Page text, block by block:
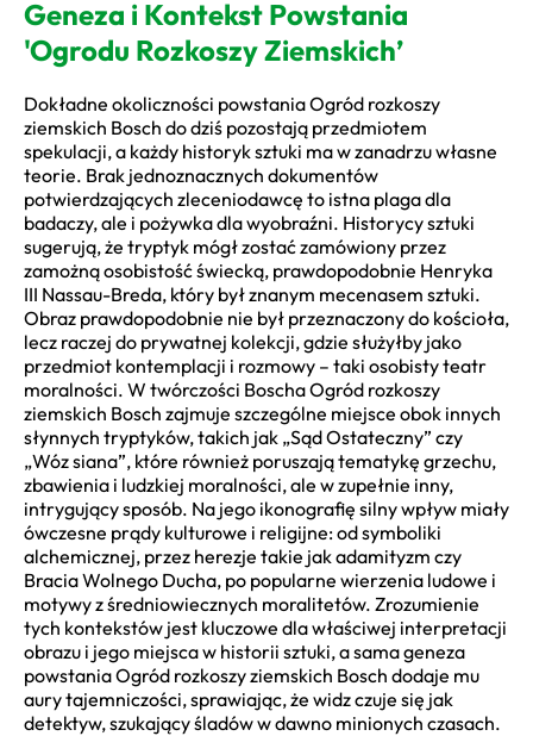
Geneza i Kontekst Powstania
'Ogrodu Rozkoszy Ziemskich’
Dokładne okoliczności powstania Ogród rozkoszy
ziemskich Bosch do dziś pozostają przedmiotem
spekulacji, a każdy historyk sztuki ma w zanadrzu własne
teorie. Brak jednoznacznych dokumentów
potwierdzających zleceniodawcę to istna plaga dla
badaczy, ale i pożywka dla wyobraźni. Historycy sztuki
sugerują, że tryptyk mógł zostać zamówiony przez
zamożną osobistość świecką, prawdopodobnie Henryka
III Nassau-Breda, który był znanym mecenasem sztuki.
Obraz prawdopodobnie nie był przeznaczony do kościoła,
lecz raczej do prywatnej kolekcji, gdzie służyłby jako
przedmiot kontemplacji i rozmowy – taki osobisty teatr
moralności. W twórczości Boscha Ogród rozkoszy
ziemskich Bosch zajmuje szczególne miejsce obok innych
słynnych tryptyków, takich jak „Sąd Ostateczny” czy
„Wóz siana”, które również poruszają tematykę grzechu,
zbawienia i ludzkiej moralności, ale w zupełnie inny,
intrygujący sposób. Na jego ikonografię silny wpływ miały
ówczesne prądy kulturowe i religijne: od symboliki
alchemicznej, przez herezje takie jak adamityzm czy
Bracia Wolnego Ducha, po popularne wierzenia ludowe i
motywy z średniowiecznych moralitetów. Zrozumienie
tych kontekstów jest kluczowe dla właściwej interpretacji
obrazu i jego miejsca w historii sztuki, a sama geneza
powstania Ogród rozkoszy ziemskich Bosch dodaje mu
aury tajemniczości, sprawiając, że widz czuje się jak
detektyw, szukający śladów w dawno minionych czasach.